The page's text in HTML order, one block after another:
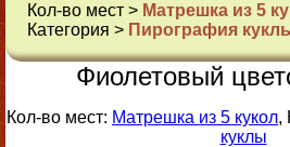
Кол-во мест > Матрешка из 5
Категория > Пирография
Фиолетовый
Кол-во мест: Матрешка из 5 кукол,
куклы